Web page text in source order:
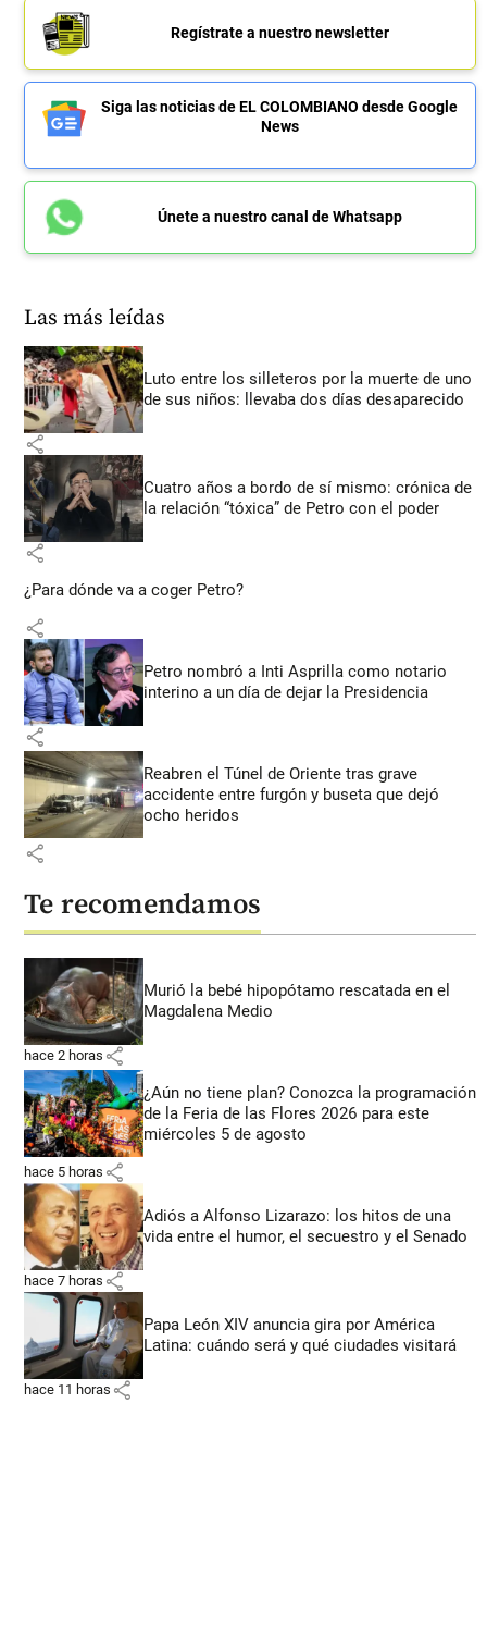
Regístrate a nuestro newsletter
Siga las noticias de EL COLOMBIANO desde Google
News
Únete a nuestro canal de Whatsapp
Las más leídas
Luto entre los silleteros por la muerte de uno
de sus niños: llevaba dos días desaparecido
share
Cuatro años a bordo de sí mismo: crónica de
la relación “tóxica” de Petro con el poder
share
¿Para dónde va a coger Petro?
share
Petro nombró a Inti Asprilla como notario
interino a un día de dejar la Presidencia
share
Reabren el Túnel de Oriente tras grave
accidente entre furgón y buseta que dejó
ocho heridos
share
Te recomendamos
Murió la bebé hipopótamo rescatada en el
Magdalena Medio
hace 2 horas share
¿Aún no tiene plan? Conozca la programación
de la Feria de las Flores 2026 para este
miércoles 5 de agosto
hace 5 horas share
Adiós a Alfonso Lizarazo: los hitos de una
vida entre el humor, el secuestro y el Senado
hace 7 horas share
Papa León XIV anuncia gira por América
Latina: cuándo será y qué ciudades visitará
hace 11 horas share